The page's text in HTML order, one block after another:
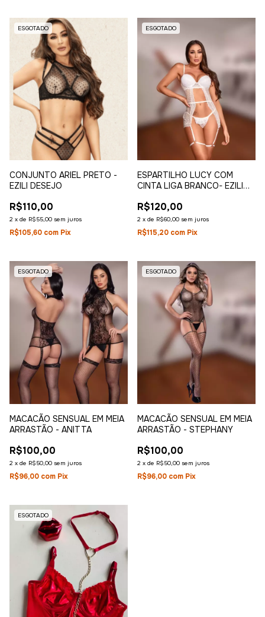
ESGOTADO
CONJUNTO ARIEL PRETO -
EZILI DESEJO
R$110,00
2 x de R$55,00 sem juros
R$105,60 com Pix
ESGOTADO
ESPARTILHO LUCY COM
CINTA LIGA BRANCO- EZILI
R$120,00
2 x de R$60,00 sem juros
R$115,20 com Pix
ESGOTADO
MACACÃO SENSUAL EM MEIA
ARRASTÃO - ANITTA
R$100,00
2 x de R$50,00 sem juros
R$96,00 com Pix
ESGOTADO
MACACÃO SENSUAL EM MEIA
ARRASTÃO - STEPHANY
R$100,00
2 x de R$50,00 sem juros
R$96,00 com Pix
ESGOTADO